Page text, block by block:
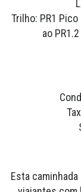
Trilho: PR1
ao
Esta